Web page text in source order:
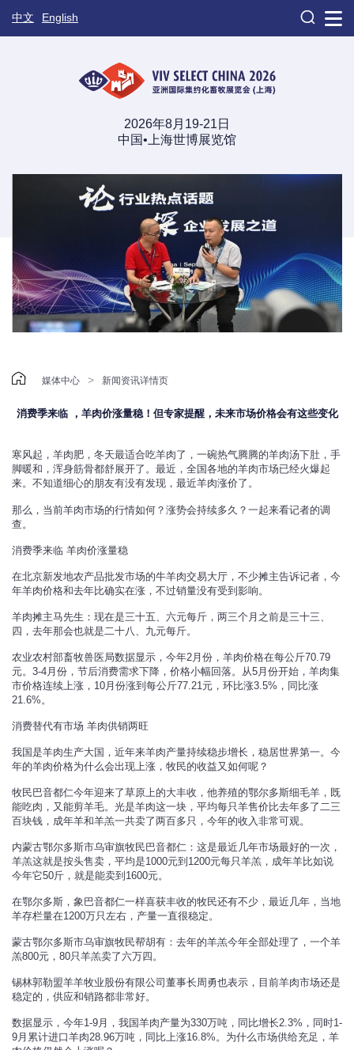
中文 English 
2026年8月19-21日
中国•上海世博展览馆
 媒体中心 > 新闻资讯详情页
消费季来临 ，羊肉价涨量稳！但专家提醒，未来市场价格会有这些变化
寒风起，羊肉肥，冬天最适合吃羊肉了，一碗热气腾腾的羊肉汤下肚，手
脚暖和，浑身筋骨都舒展开了。最近，全国各地的羊肉市场已经火爆起
来。不知道细心的朋友有没有发现，最近羊肉涨价了。
那么，当前羊肉市场的行情如何？涨势会持续多久？一起来看记者的调
查。
消费季来临 羊肉价涨量稳
在北京新发地农产品批发市场的牛羊肉交易大厅，不少摊主告诉记者，今
年羊肉价格和去年比确实在涨，不过销量没有受到影响。
羊肉摊主马先生：现在是三十五、六元每斤，两三个月之前是三十三、
四，去年那会也就是二十八、九元每斤。
农业农村部畜牧兽医局数据显示，今年2月份，羊肉价格在每公斤70.79
元。3-4月份，节后消费需求下降，价格小幅回落。从5月份开始，羊肉集
市价格连续上涨，10月份涨到每公斤77.21元，环比涨3.5%，同比涨
21.6%。
消费替代有市场 羊肉供销两旺
我国是羊肉生产大国，近年来羊肉产量持续稳步增长，稳居世界第一。今
年的羊肉价格为什么会出现上涨，牧民的收益又如何呢？
牧民巴音都仁今年迎来了草原上的大丰收，他养殖的鄂尔多斯细毛羊，既
能吃肉，又能剪羊毛。光是羊肉这一块，平均每只羊售价比去年多了二三
百块钱，成年羊和羊羔一共卖了两百多只，今年的收入非常可观。
内蒙古鄂尔多斯市乌审旗牧民巴音都仁：这是最近几年市场最好的一次，
羊羔这就是按头售卖，平均是1000元到1200元每只羊羔，成年羊比如说
今年它50斤，就是能卖到1600元。
在鄂尔多斯，象巴音都仁一样喜获丰收的牧民还有不少，最近几年，当地
羊存栏量在1200万只左右，产量一直很稳定。
蒙古鄂尔多斯市乌审旗牧民帮胡有：去年的羊羔今年全部处理了，一个羊
羔800元，80只羊羔卖了六万四。
锡林郭勒盟羊羊牧业股份有限公司董事长周勇也表示，目前羊肉市场还是
稳定的，供应和销路都非常好。
数据显示，今年1-9月，我国羊肉产量为330万吨，同比增长2.3%，同时1-
9月累计进口羊肉28.96万吨，同比上涨16.8%。为什么市场供给充足，羊